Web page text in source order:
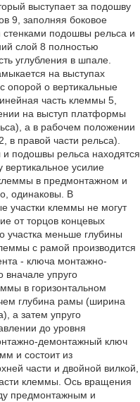
выступает за подошву
9, заполняя боковое
стенками подошвы рельса и
слой 8 полностью
углубления в шпале.
на выступах
о вертикальные
часть клеммы 5,
на выступ платформы
а в рабочем положении
в правой части рельса).
подошвы рельса находятся
усилие
в предмонтажном и
одинаковы. В
участки клеммы не могут
от торцов концевых
участка меньше глубины
с рамой производится
- ключа монтажно-
вначале упруго
в горизонтальном
глубина рамы (ширина
а затем упруго
до уровня
демонтажный ключ
и состоит из
части и двойной вилкой,
клеммы. Ось вращения
предмонтажным и